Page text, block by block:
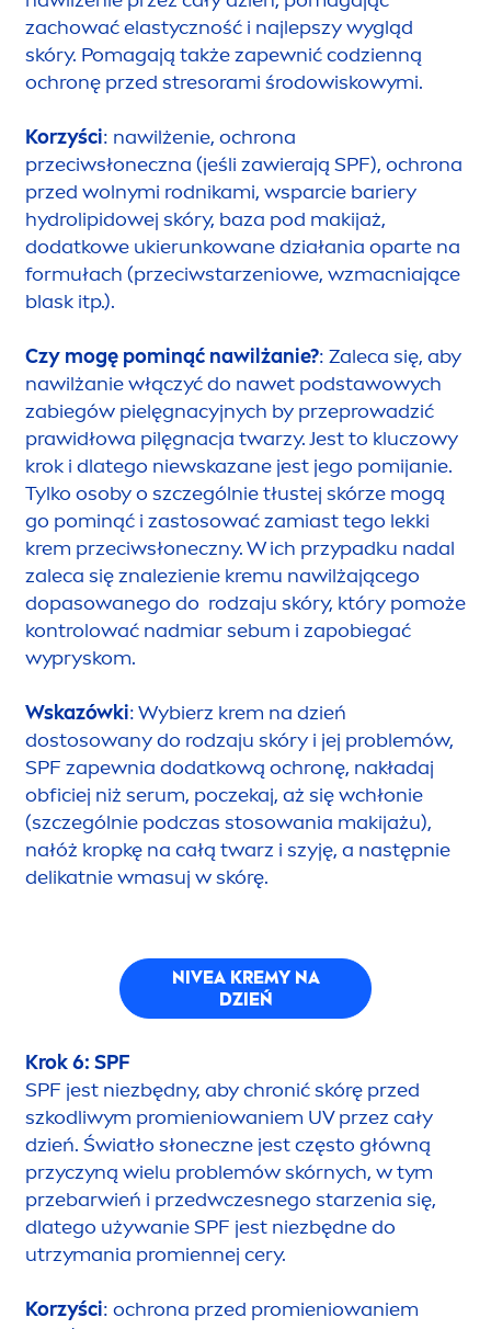
zachować elastyczność i najlepszy wygląd
skóry. Pomagają także zapewnić codzienną
ochronę przed stresorami środowiskowymi.
Korzyści: nawilżenie, ochrona
przeciwsłoneczna (jeśli zawierają SPF), ochrona
przed wolnymi rodnikami, wsparcie bariery
hydrolipidowej skóry, baza pod makijaż,
dodatkowe ukierunkowane działania oparte na
formułach (przeciwstarzeniowe, wzmacniające
blask itp.).
Czy mogę pominąć nawilżanie?: Zaleca się, aby
nawilżanie włączyć do nawet podstawowych
zabiegów pielęgnacyjnych by przeprowadzić
prawidłowa pilęgnacja twarzy. Jest to kluczowy
krok i dlatego niewskazane jest jego pomijanie.
Tylko osoby o szczególnie tłustej skórze mogą
go pominąć i zastosować zamiast tego lekki
krem przeciwsłoneczny. W ich przypadku nadal
zaleca się znalezienie kremu nawilżającego
dopasowanego do rodzaju skóry, który pomoże
kontrolować nadmiar sebum i zapobiegać
wypryskom.
Wskazówki: Wybierz krem na dzień
dostosowany do rodzaju skóry i jej problemów,
SPF zapewnia dodatkową ochronę, nakładaj
obficiej niż serum, poczekaj, aż się wchłonie
(szczególnie podczas stosowania makijażu),
nałóż kropkę na całą twarz i szyję, a następnie
delikatnie wmasuj w skórę.
NIVEAKREMY NA
DZIEŃ
Krok 6: SPF
SPF jest niezbędny, aby chronić skórę przed
szkodliwym promieniowaniem UV przez cały
dzień. Światło słoneczne jest często główną
przyczyną wielu problemów skórnych, w tym
przebarwień i przedwczesnego starzenia się,
dlatego używanie SPF jest niezbędne do
utrzymania promiennej cery.
Korzyści: ochrona przed promieniowaniem